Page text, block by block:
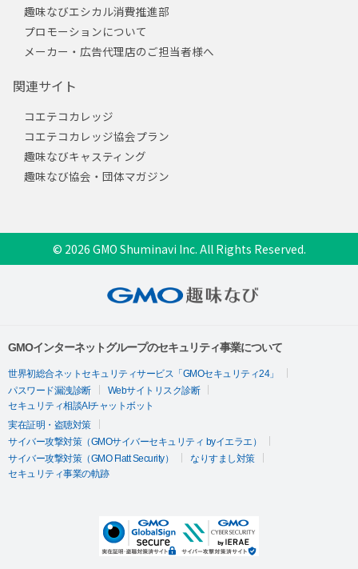
趣味なびエシカル消費推進部
プロモーションについて
メーカー・広告代理店のご担当者様へ
関連サイト
コエテコカレッジ
コエテコカレッジ協会プラン
趣味なびキャスティング
趣味なび協会・団体マガジン
© 2026 GMO Shuminavi Inc. All Rights Reserved.